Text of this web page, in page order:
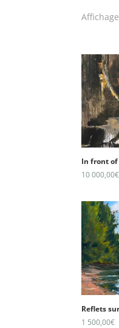
In front
10 000,00€
Reflets
1 500,00€